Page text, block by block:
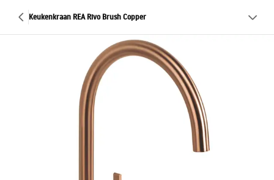
Keukenkraan REA Rivo Brush Copper